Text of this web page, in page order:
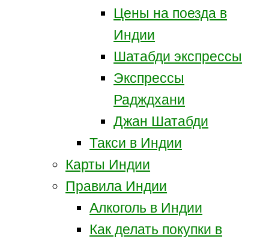
Цены на поезда в
Индии
Шатабди экспрессы
Экспрессы
Радждхани
Джан Шатабди
Такси в Индии
Карты Индии
Правила Индии
Алкоголь в Индии
Как делать покупки в